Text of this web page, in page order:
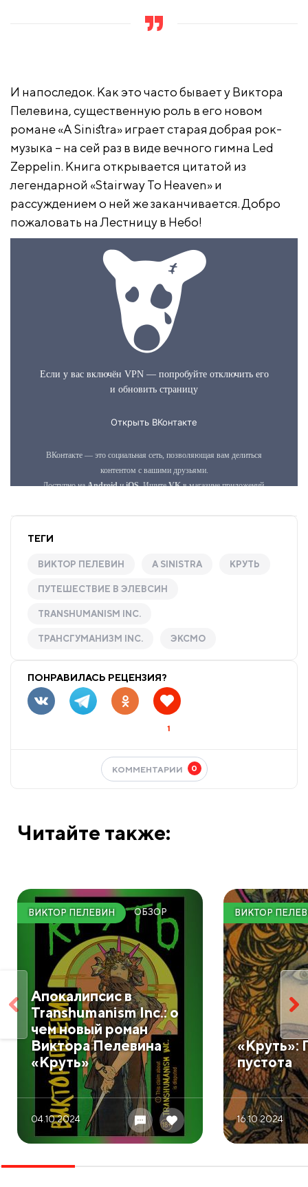
И напоследок. Как это часто бывает у Виктора
Пелевина, существенную роль в его новом
романе «A Sinistra» играет старая добрая рок-
музыка – на сей раз в виде вечного гимна Led
Zeppelin. Книга открывается цитатой из
легендарной «Stairway To Heaven» и
рассуждением о ней же заканчивается. Добро
пожаловать на Лестницу в Небо!
ТЕГИ
ВИКТОР ПЕЛЕВИН A SINISTRA КРУТЬ
ПУТЕШЕСТВИЕ В ЭЛЕВСИН
TRANSHUMANISM INC.
ТРАНСГУМАНИЗМ INC. ЭКСМО
ПОНРАВИЛАСЬ РЕЦЕНЗИЯ?
1
КОММЕНТАРИИ 0
Читайте также:
ВИКТОР ПЕЛЕВИН ОБЗОР
​Апокалипсис в
Transhumanism Inc.: о
чем новый роман
Виктора Пелевина
«Круть»
04.10 2024
ВИКТОР
​«Круть»:
пустота
16.10 2024